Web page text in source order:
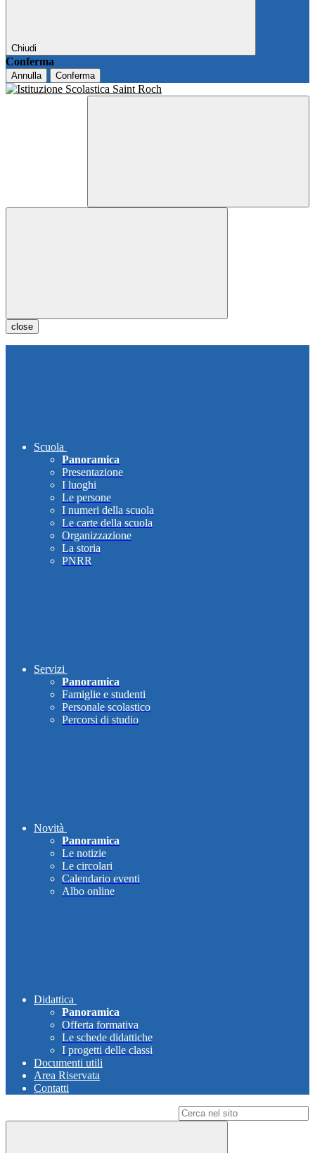
Chiudi
Conferma
Annulla Conferma
close
Scuola
Panoramica
Presentazione
I luoghi
Le persone
I numeri della scuola
Le carte della scuola
Organizzazione
La storia
PNRR
Servizi
Panoramica
Famiglie e studenti
Personale scolastico
Percorsi di studio
Novità
Panoramica
Le notizie
Le circolari
Calendario eventi
Albo online
Didattica
Panoramica
Offerta formativa
Le schede didattiche
I progetti delle classi
Documenti utili
Area Riservata
Contatti